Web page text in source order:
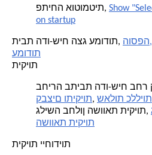
פתיחה אוטומטית, Show
on startup
תיבת הדו-שיח הצג עמודות, של
עמודות
תיקיות
שיח בחר קבצים או תיקיות,
קבצים ותיקיות, שאלות כלליות
גלישה בחלון השוואת תיקיות,
השוואת תיקיות
תיקיות ייחודיות